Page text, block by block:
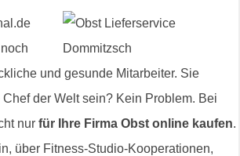
und gesunde Mitarbeiter. Sie
der Welt sein? Kein Problem. Bei
nur für Ihre Firma Obst online kaufen.
über Fitness-Studio-Kooperationen,